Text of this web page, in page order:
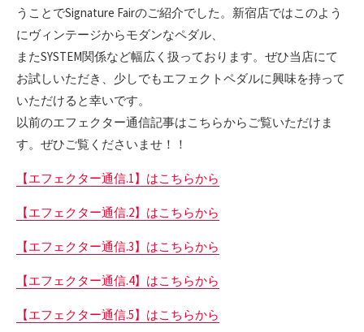
うことでSignature Fairのご紹介でした。新宿店ではこのよう
にヴィンテージからモダンなペダル、
またSYSTEM関係など幅広く扱っております。ぜひ当店にて
お試しいただき、少しでもエフェクトペダルに興味を持って
いただけると幸いです。
以前のエフェクター通信記事はこちらからご覧いただけま
す。ぜひご覧くださいませ！！
【エフェクター通信.1】はこちらから
【エフェクター通信.2】はこちらから
【エフェクター通信.3】はこちらから
【エフェクター通信.4】はこちらから
【エフェクター通信.5】はこちらから